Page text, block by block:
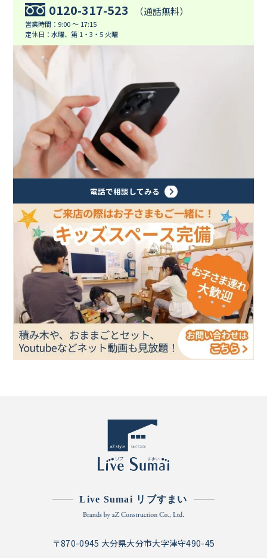
0120-317-523 （通話無料）
営業時間：9:00 ～ 17:15
定休日：水曜、第 1・3・5 火曜
電話で相談してみる
Live Sumai リブすまい
〒870-0945 大分県大分市大字津守490-45